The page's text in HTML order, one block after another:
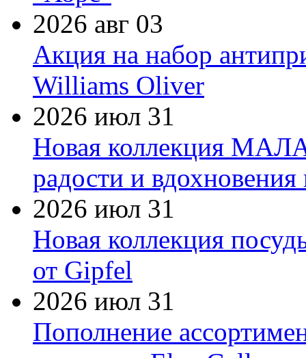
2026 авг 03
Акция на набор
Williams Oliver
2026 июл 31
Новая коллекция
радости и
2026 июл 31
Новая коллекция
от Gipfel
2026 июл 31
Пополнение